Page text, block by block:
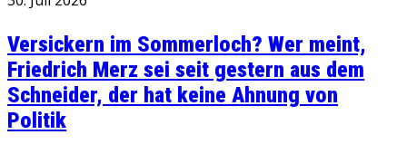
Versickern im Sommerloch? Wer meint,
Friedrich Merz sei seit gestern aus dem
Schneider, der hat keine Ahnung von
Politik